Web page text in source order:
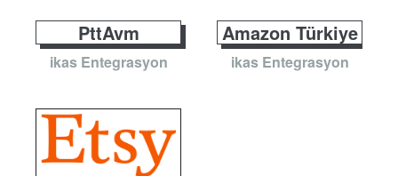
PttAvm
ikas Entegrasyon
Amazon Türkiye
ikas Entegrasyon